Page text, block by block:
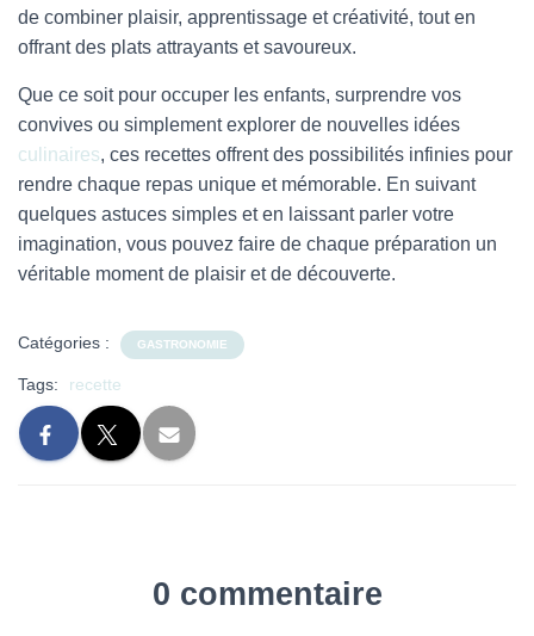
de combiner plaisir, apprentissage et créativité, tout en
offrant des plats attrayants et savoureux.
Que ce soit pour occuper les enfants, surprendre vos
convives ou simplement explorer de nouvelles idées
culinaires, ces recettes offrent des possibilités infinies pour
rendre chaque repas unique et mémorable. En suivant
quelques astuces simples et en laissant parler votre
imagination, vous pouvez faire de chaque préparation un
véritable moment de plaisir et de découverte.
Catégories : GASTRONOMIE
Tags: recette
0 commentaire